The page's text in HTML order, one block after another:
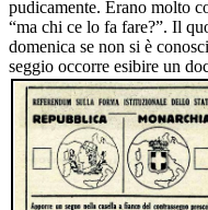
pudicamente. Erano molto
“ma chi ce lo fa fare?”. Il
domenica se non si è
seggio occorre esibire un